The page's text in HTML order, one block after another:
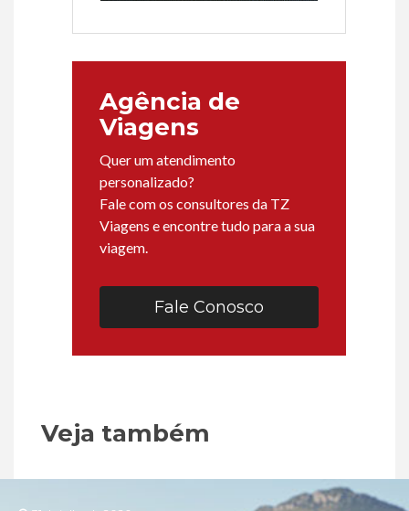
Agência de
Viagens
Quer um atendimento
personalizado?
Fale com os consultores da TZ
Viagens e encontre tudo para a sua
viagem.
Fale Conosco
Veja também